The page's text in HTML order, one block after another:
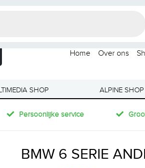
Home Over ons
SHOP ALPINE SHOP
Persoonlijke service
BMW 6 SERIE